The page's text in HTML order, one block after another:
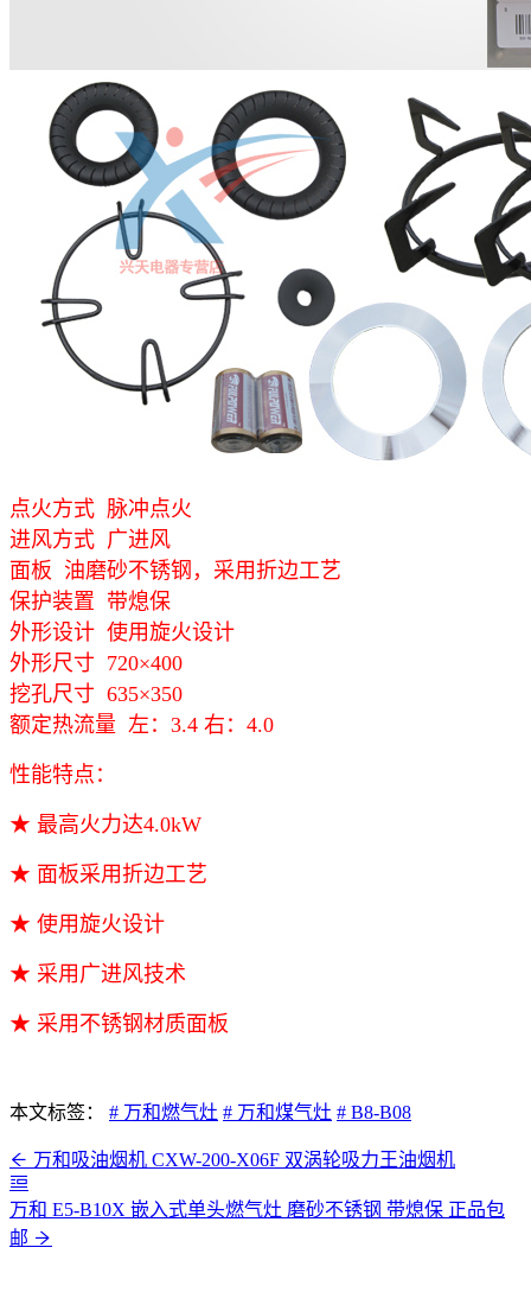
点火方式 脉冲点火
进风方式 广进风
面板 油磨砂不锈钢，采用折边工艺
保护装置 带熄保
外形设计 使用旋火设计
外形尺寸 720×400
挖孔尺寸 635×350
额定热流量 左：3.4 右：4.0
性能特点：
★ 最高火力达4.0kW
★ 面板采用折边工艺
★ 使用旋火设计
★ 采用广进风技术
★ 采用不锈钢材质面板
本文标签： # 万和燃气灶 # 万和煤气灶 # B8-B08
万和吸油烟机 CXW-200-X06F 双涡轮吸力王油烟机
万和 E5-B10X 嵌入式单头燃气灶 磨砂不锈钢 带熄保 正品包
邮